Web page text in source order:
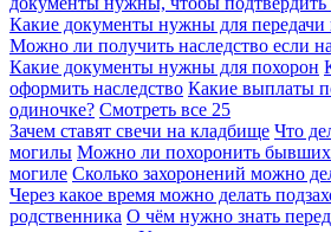
Какие документы нужны для передачи
Можно ли получить наследство если
Какие документы нужны для похорон
оформить наследство Какие выплаты
одиночке? Смотреть все 25
Зачем ставят свечи на кладбище Что
могилы Можно ли похоронить бывших
могиле Сколько захоронений можно
Через какое время можно делать
родственника О чём нужно знать